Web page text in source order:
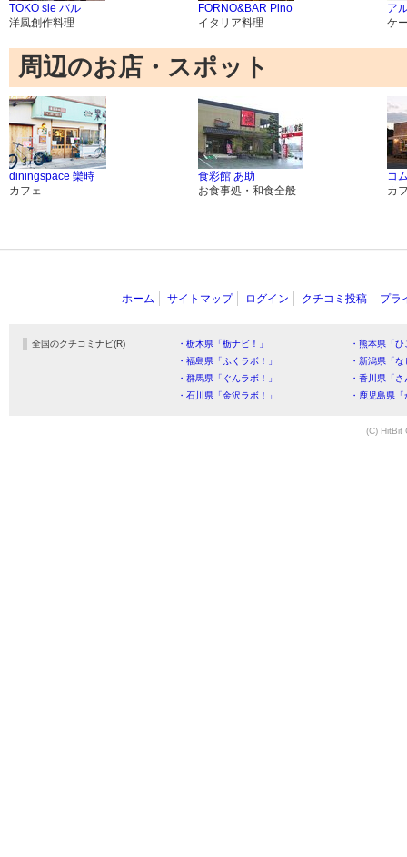
TOKO sie バル
洋風創作料理
FORNO&BAR Pino
イタリア料理
ア
ケ
周辺のお店・スポット
diningspace 欒時
カフェ
食彩館 あ助
お食事処・和食全般
コ
カ
ホーム サイトマップ ログイン クチコミ投稿 プラ
全国のクチコミナビ(R) ・栃木県「栃ナビ！」
・熊本県「
・福島県「ふくラボ！」
・新潟県「
・群馬県「ぐんラボ！」
・香川県「
・石川県「金沢ラボ！」
・鹿児島県
(C) HitBit